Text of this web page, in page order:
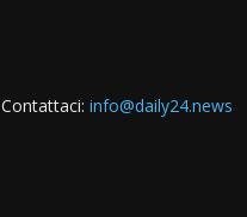
Contattaci: info@daily24.news